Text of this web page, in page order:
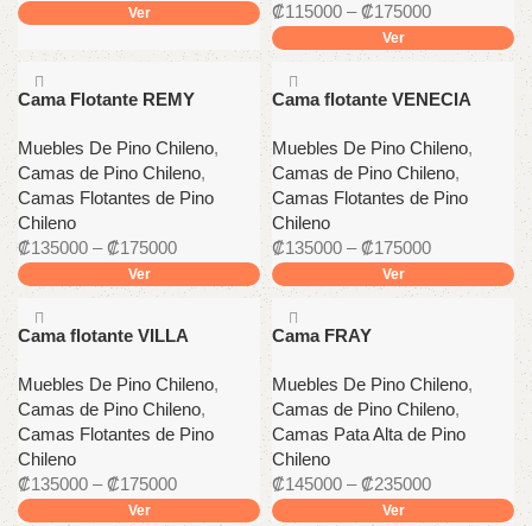
Ver
₡115000 –₡175000
Ver
Cama Flotante REMY
Muebles De Pino Chileno,
Camas de Pino Chileno,
Camas Flotantes de Pino
Chileno
₡135000 –₡175000
Ver
Cama flotante VENECIA
Muebles De Pino Chileno,
Camas de Pino Chileno,
Camas Flotantes de Pino
Chileno
₡135000 –₡175000
Ver
Cama flotante VILLA
Muebles De Pino Chileno,
Camas de Pino Chileno,
Camas Flotantes de Pino
Chileno
₡135000 –₡175000
Ver
Cama FRAY
Muebles De Pino Chileno,
Camas de Pino Chileno,
Camas Pata Alta de Pino
Chileno
₡145000 –₡235000
Ver